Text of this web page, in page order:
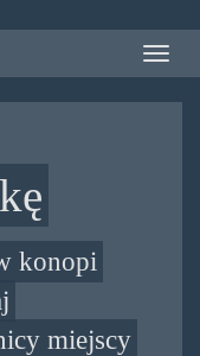
Toggle
konopi
miejscy